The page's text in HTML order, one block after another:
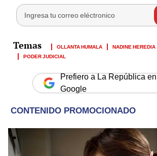
OLLANTA HUMALA NADINE HEREDIA
PODER JUDICIAL
Prefiero a La República en
Google